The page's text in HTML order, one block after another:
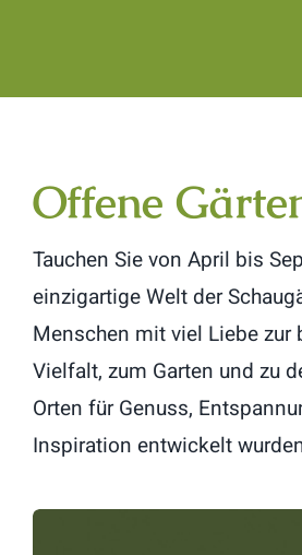
Offene
Tauchen Sie von April bis
einzigartige Welt der
Menschen mit viel Liebe zur
Vielfalt, zum Garten und zu
Orten für Genuss,
Inspiration entwickelt